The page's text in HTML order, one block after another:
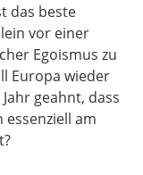
das beste
vor einer
Egoismus zu
Europa wieder
geahnt, dass
am